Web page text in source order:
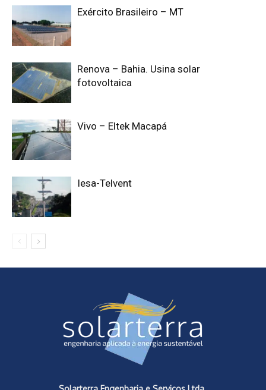
Exército Brasileiro – MT
Renova – Bahia. Usina solar
fotovoltaica
Vivo – Eltek Macapá
Iesa-Telvent